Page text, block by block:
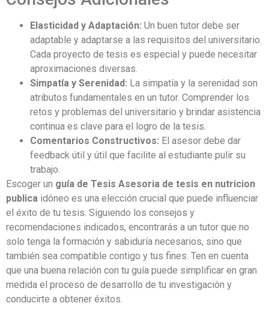
Elasticidad y Adaptación: Un buen tutor debe ser
adaptable y adaptarse a las requisitos del universitario.
Cada proyecto de tesis es especial y puede necesitar
aproximaciones diversas.
Simpatía y Serenidad: La simpatía y la serenidad son
atributos fundamentales en un tutor. Comprender los
retos y problemas del universitario y brindar asistencia
continua es clave para el logro de la tesis.
Comentarios Constructivos: El asesor debe dar
feedback útil y útil que facilite al estudiante pulir su
trabajo.
Escoger un guía de Tesis Asesoria de tesis en nutricion
publica idóneo es una elección crucial que puede influenciar
el éxito de tu tesis. Siguiendo los consejos y
recomendaciones indicados, encontrarás a un tutor que no
solo tenga la formación y sabiduría necesarios, sino que
también sea compatible contigo y tus fines. Ten en cuenta
que una buena relación con tu guía puede simplificar en gran
medida el proceso de desarrollo de tu investigación y
conducirte a obtener éxitos.